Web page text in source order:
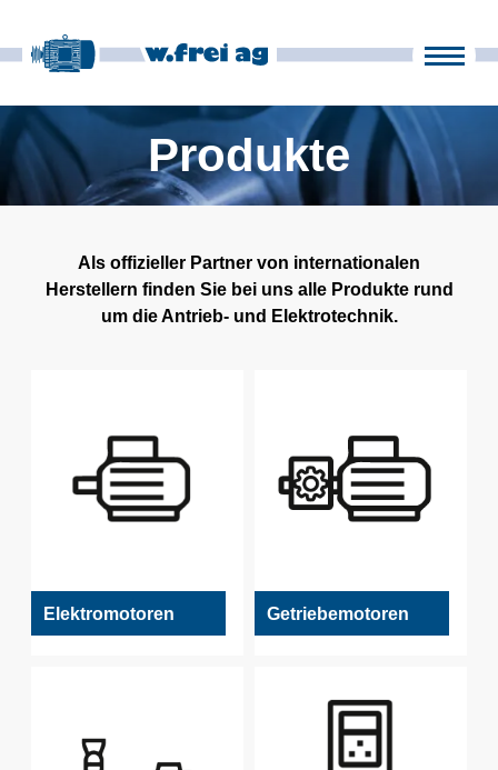
it fr en de
Unternehmen
News
Kontakt
Produkte
Als offizieller Partner von internationalen
Herstellern finden Sie bei uns alle Produkte rund
um die Antrieb- und Elektrotechnik.
Elektromotoren Getriebemotoren